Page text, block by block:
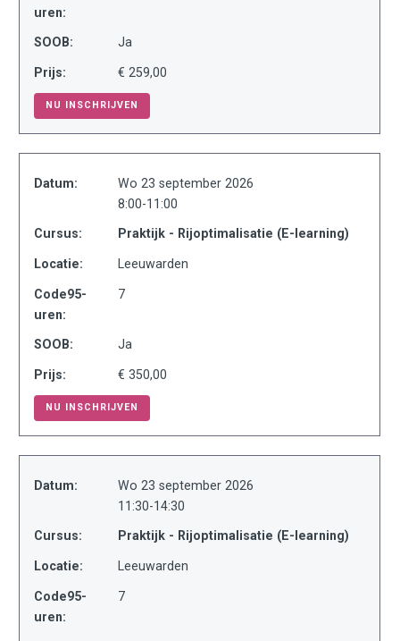
uren:
SOOB: Ja
Prijs: € 259,00
NU INSCHRIJVEN
Datum:
Wo 23 september 2026
8:00-11:00
Cursus: Praktijk - Rijoptimalisatie (E-learning)
Locatie: Leeuwarden
Code95-
uren:
7
SOOB: Ja
Prijs: € 350,00
NU INSCHRIJVEN
Datum:
Wo 23 september 2026
11:30-14:30
Cursus: Praktijk - Rijoptimalisatie (E-learning)
Locatie: Leeuwarden
Code95-
uren:
7